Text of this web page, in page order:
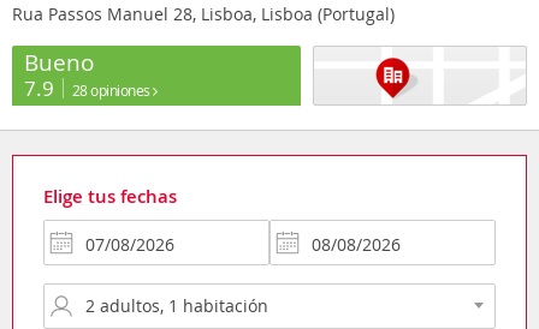
Rua Passos Manuel 28, Lisboa, Lisboa (Portugal)
Bueno
7.9 28 opiniones
Elige tus fechas